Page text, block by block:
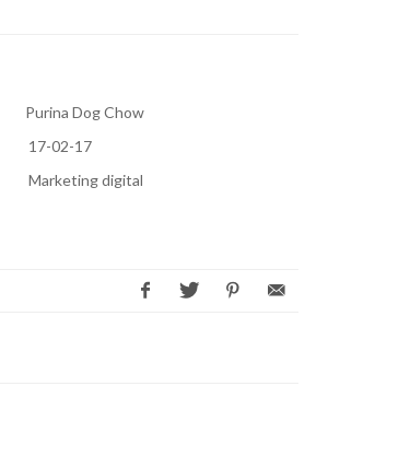
Purina Dog Chow
17-02-17
Marketing digital